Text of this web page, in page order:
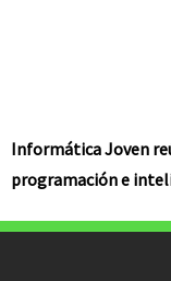
Informática Joven
programación e